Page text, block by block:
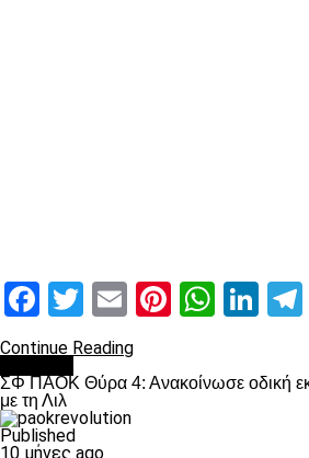
Facebook
Twitter
EmailPinterest
Continue Reading
ΣΦ ΠΑΟΚ Θύρα 4: Ανακοίνωσε οδική
με τη Λιλ
Published
10 μήνες ago